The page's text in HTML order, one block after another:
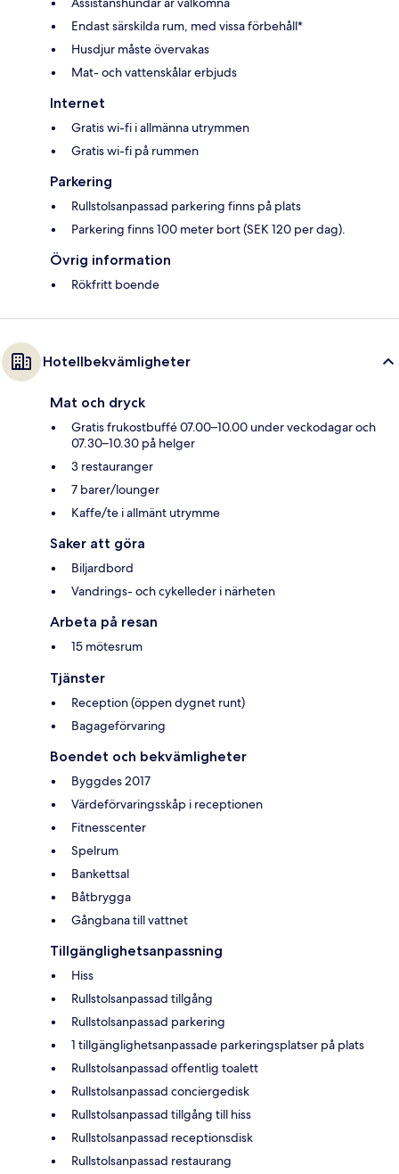
Endast särskilda rum, med vissa förbehåll*
Husdjur måste övervakas
Mat- och vattenskålar erbjuds
Internet
Gratis wi-fi i allmänna utrymmen
Gratis wi-fi på rummen
Parkering
Rullstolsanpassad parkering finns på plats
Parkering finns 100 meter bort (SEK 120 per dag).
Övrig information
Rökfritt boende
Hotellbekvämligheter
Mat och dryck
Gratis frukostbuffé 07.00–10.00 under veckodagar och
07.30–10.30 på helger
3 restauranger
7 barer/lounger
Kaffe/te i allmänt utrymme
Saker att göra
Biljardbord
Vandrings- och cykelleder i närheten
Arbeta på resan
15 mötesrum
Tjänster
Reception (öppen dygnet runt)
Bagageförvaring
Boendet och bekvämligheter
Byggdes 2017
Värdeförvaringsskåp i receptionen
Fitnesscenter
Spelrum
Bankettsal
Båtbrygga
Gångbana till vattnet
Tillgänglighetsanpassning
Hiss
Rullstolsanpassad tillgång
Rullstolsanpassad parkering
1 tillgänglighetsanpassade parkeringsplatser på plats
Rullstolsanpassad offentlig toalett
Rullstolsanpassad conciergedisk
Rullstolsanpassad tillgång till hiss
Rullstolsanpassad receptionsdisk
Rullstolsanpassad restaurang